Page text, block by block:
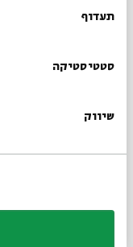
תעדוף
סטטיסטיקה
שיווק
שיתוף
תגיות: אפרת גוש